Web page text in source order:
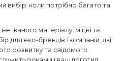
вибір, коли потрібно багато та
нетканого матеріалу, міцні та
для еко-брендів і компаній, які
розвитку та свідомого